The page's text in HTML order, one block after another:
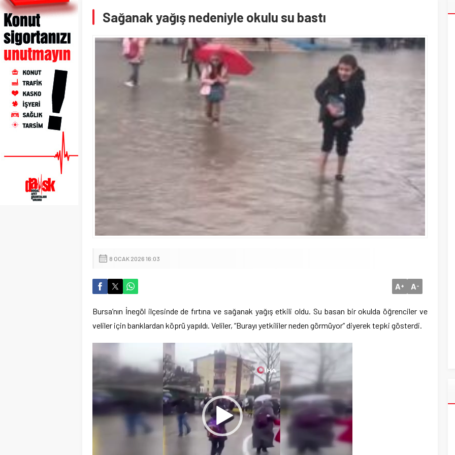
Sağanak yağış nedeniyle okulu su bastı
8 OCAK 2026 16:03
A+ A-
Bursa’nın İnegöl ilçesinde de fırtına ve sağanak yağış etkili oldu. Su basan bir okulda öğrenciler ve
veliler için banklardan köprü yapıldı. Veliler, “Burayı yetkililer neden görmüyor” diyerek tepki gösterdi.
oynatıcı